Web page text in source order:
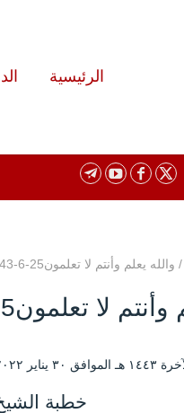
الرئيسية
/ والله يعلم وأنتم لا تعلمون25-6-1443
لا تعلمون25-6-1443
خطبة